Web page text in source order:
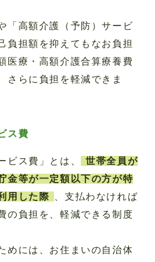
「高額介護（予防）サービ
負担額を抑えてもなお負担
医療・高額介護合算療養費
さらに負担を軽減できま
ス費
ビス費」とは、
世帯全員が
金等が一定額以下の方が特
用した際
、支払わなければ
の負担を、軽減できる制度
めには、お住まいの自治体